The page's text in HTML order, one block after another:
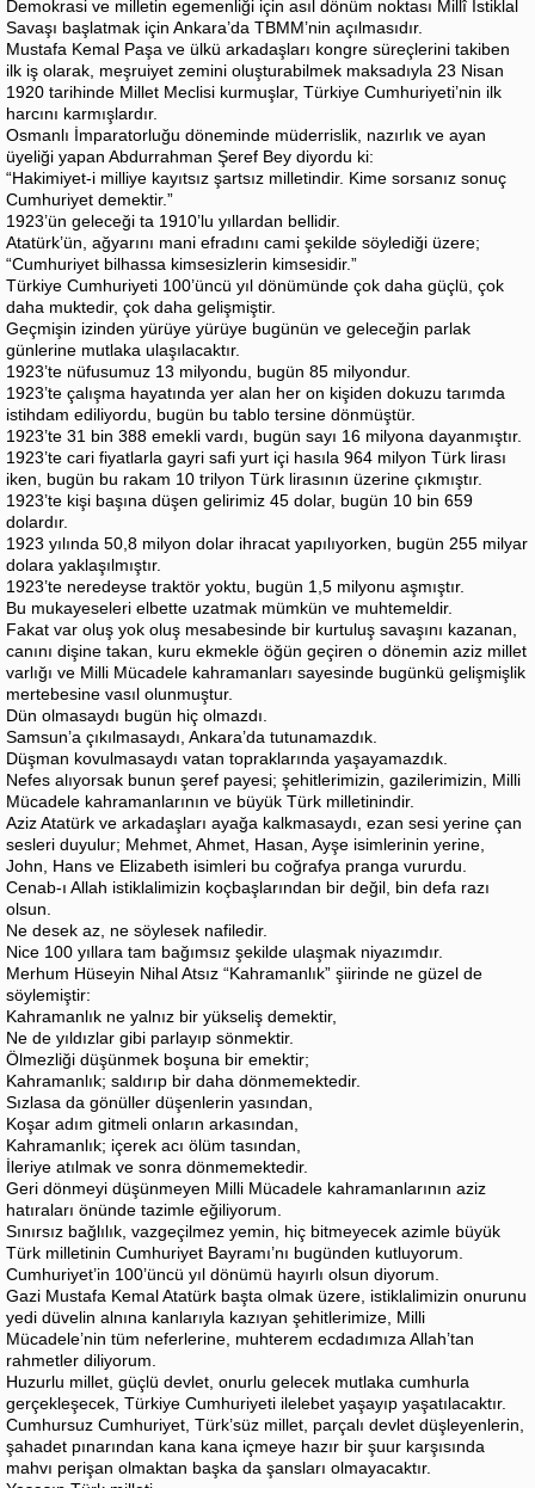
Demokrasi ve milletin egemenliği için asıl dönüm noktası Millî İstiklal
Savaşı başlatmak için Ankara’da TBMM’nin açılmasıdır.
Mustafa Kemal Paşa ve ülkü arkadaşları kongre süreçlerini takiben
ilk iş olarak, meşruiyet zemini oluşturabilmek maksadıyla 23 Nisan
1920 tarihinde Millet Meclisi kurmuşlar, Türkiye Cumhuriyeti’nin ilk
harcını karmışlardır.
Osmanlı İmparatorluğu döneminde müderrislik, nazırlık ve ayan
üyeliği yapan Abdurrahman Şeref Bey diyordu ki:
“Hakimiyet-i milliye kayıtsız şartsız milletindir. Kime sorsanız sonuç
Cumhuriyet demektir.”
1923’ün geleceği ta 1910’lu yıllardan bellidir.
Atatürk’ün, ağyarını mani efradını cami şekilde söylediği üzere;
“Cumhuriyet bilhassa kimsesizlerin kimsesidir.”
Türkiye Cumhuriyeti 100’üncü yıl dönümünde çok daha güçlü, çok
daha muktedir, çok daha gelişmiştir.
Geçmişin izinden yürüye yürüye bugünün ve geleceğin parlak
günlerine mutlaka ulaşılacaktır.
1923’te nüfusumuz 13 milyondu, bugün 85 milyondur.
1923’te çalışma hayatında yer alan her on kişiden dokuzu tarımda
istihdam ediliyordu, bugün bu tablo tersine dönmüştür.
1923’te 31 bin 388 emekli vardı, bugün sayı 16 milyona dayanmıştır.
1923’te cari fiyatlarla gayri safi yurt içi hasıla 964 milyon Türk lirası
iken, bugün bu rakam 10 trilyon Türk lirasının üzerine çıkmıştır.
1923’te kişi başına düşen gelirimiz 45 dolar, bugün 10 bin 659
dolardır.
1923 yılında 50,8 milyon dolar ihracat yapılıyorken, bugün 255 milyar
dolara yaklaşılmıştır.
1923’te neredeyse traktör yoktu, bugün 1,5 milyonu aşmıştır.
Bu mukayeseleri elbette uzatmak mümkün ve muhtemeldir.
Fakat var oluş yok oluş mesabesinde bir kurtuluş savaşını kazanan,
canını dişine takan, kuru ekmekle öğün geçiren o dönemin aziz millet
varlığı ve Milli Mücadele kahramanları sayesinde bugünkü gelişmişlik
mertebesine vasıl olunmuştur.
Dün olmasaydı bugün hiç olmazdı.
Samsun’a çıkılmasaydı, Ankara’da tutunamazdık.
Düşman kovulmasaydı vatan topraklarında yaşayamazdık.
Nefes alıyorsak bunun şeref payesi; şehitlerimizin, gazilerimizin, Milli
Mücadele kahramanlarının ve büyük Türk milletinindir.
Aziz Atatürk ve arkadaşları ayağa kalkmasaydı, ezan sesi yerine çan
sesleri duyulur; Mehmet, Ahmet, Hasan, Ayşe isimlerinin yerine,
John, Hans ve Elizabeth isimleri bu coğrafya pranga vururdu.
Cenab-ı Allah istiklalimizin koçbaşlarından bir değil, bin defa razı
olsun.
Ne desek az, ne söylesek nafiledir.
Nice 100 yıllara tam bağımsız şekilde ulaşmak niyazımdır.
Merhum Hüseyin Nihal Atsız “Kahramanlık” şiirinde ne güzel de
söylemiştir:
Kahramanlık ne yalnız bir yükseliş demektir,
Ne de yıldızlar gibi parlayıp sönmektir.
Ölmezliği düşünmek boşuna bir emektir;
Kahramanlık; saldırıp bir daha dönmemektedir.
Sızlasa da gönüller düşenlerin yasından,
Koşar adım gitmeli onların arkasından,
Kahramanlık; içerek acı ölüm tasından,
İleriye atılmak ve sonra dönmemektedir.
Geri dönmeyi düşünmeyen Milli Mücadele kahramanlarının aziz
hatıraları önünde tazimle eğiliyorum.
Sınırsız bağlılık, vazgeçilmez yemin, hiç bitmeyecek azimle büyük
Türk milletinin Cumhuriyet Bayramı’nı bugünden kutluyorum.
Cumhuriyet’in 100’üncü yıl dönümü hayırlı olsun diyorum.
Gazi Mustafa Kemal Atatürk başta olmak üzere, istiklalimizin onurunu
yedi düvelin alnına kanlarıyla kazıyan şehitlerimize, Milli
Mücadele’nin tüm neferlerine, muhterem ecdadımıza Allah’tan
rahmetler diliyorum.
Huzurlu millet, güçlü devlet, onurlu gelecek mutlaka cumhurla
gerçekleşecek, Türkiye Cumhuriyeti ilelebet yaşayıp yaşatılacaktır.
Cumhursuz Cumhuriyet, Türk’süz millet, parçalı devlet düşleyenlerin,
şahadet pınarından kana kana içmeye hazır bir şuur karşısında
mahvı perişan olmaktan başka da şansları olmayacaktır.